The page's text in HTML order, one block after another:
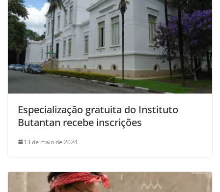
Especialização gratuita do Instituto
Butantan recebe inscrições
13 de maio de 2024